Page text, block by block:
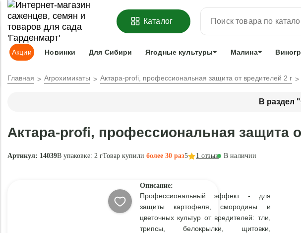
ОФОРМИТЬПРЕДЗАКАЗ =ЗАБРОНИРОВАТЬ
Адрес доставки:Москва Доставка и оплата Гарантии
Каталог
Акции Новинки Для Сибири Ягодные культуры Малина
Главная Агрохимикаты Актара-profi, профессиональная защита от вредителей 2 г
В раздел
Актара-profi, профессиональная защита
Артикул: 14039В упаковке: 2 гТовар купили более 30 раз5 1 отзыв В наличии
Описание:
Профессиональный эффект - для
защиты картофеля, смородины и
цветочных культур от вредителей: тли,
трипсы, белокрылки, щитовки,